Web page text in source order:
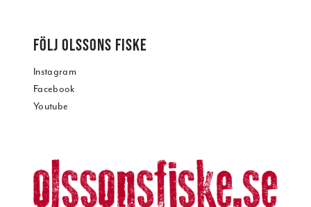
FÖLJ OLSSONS FISKE
Instagram
Facebook
Youtube